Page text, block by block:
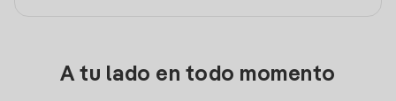
A tu lado en todo momento